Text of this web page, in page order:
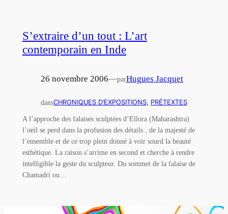
S’extraire d’un tout : L’art
contemporain en Inde
26 novembre 2006—parHugues Jacquet
dansCHRONIQUES D’EXPOSITIONS, PRÉTEXTES
A l’approche des falaises sculptées d’Ellora (Maharashtra)
l’oeil se perd dans la profusion des détails , de la majesté de
l’ensemble et de ce trop plein donné à voir sourd la beauté
esthétique. La raison s’arrime en second et cherche à rendre
intelligible la geste du sculpteur. Du sommet de la falaise de
Chamadri ou…